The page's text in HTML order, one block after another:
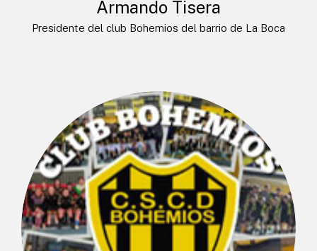
Armando Tisera
Presidente del club Bohemios del barrio de La Boca